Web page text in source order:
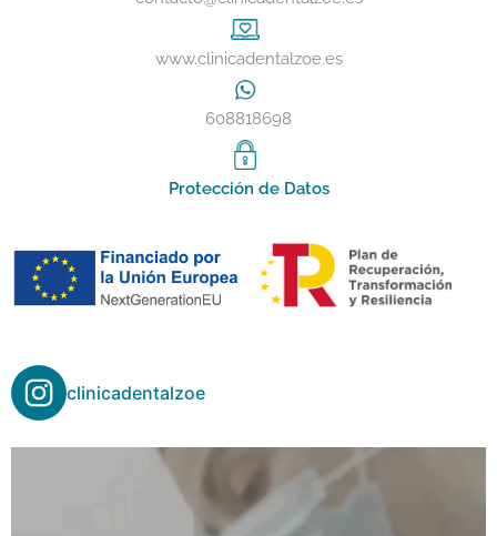
www.clinicadentalzoe.es
608818698
Protección de Datos
clinicadentalzoe